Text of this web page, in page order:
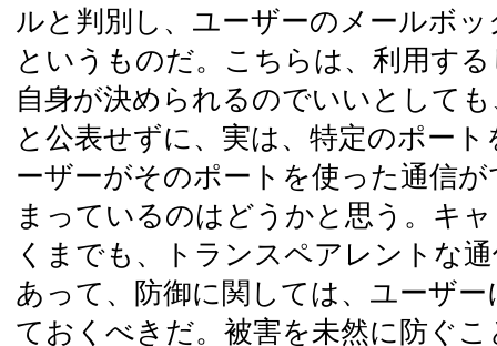
ルと判別し、ユーザーのメールボ
というものだ。こちらは、利用す
自身が決められるのでいいとして
と公表せずに、実は、特定のポー
ーザーがそのポートを使った通信
まっているのはどうかと思う。キ
くまでも、トランスペアレントな
あって、防御に関しては、ユーザ
ておくべきだ。被害を未然に防ぐ